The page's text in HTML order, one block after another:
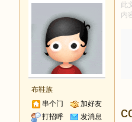
布鞋族
串个门
加好友
打招呼
发消息
此
内